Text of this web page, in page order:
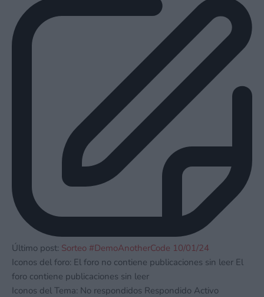
Último post: Sorteo #DemoAnotherCode 10/01/24
Iconos del foro: El foro no contiene publicaciones sin leer El
foro contiene publicaciones sin leer
Iconos del Tema: No respondidos Respondido Activo